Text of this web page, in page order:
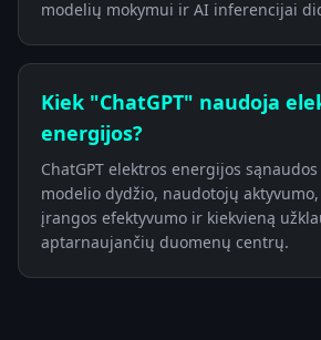
modelių mokymui ir AI inferencijai
Kiek "ChatGPT" naudoja
energijos?
ChatGPT elektros energijos
modelio dydžio, naudotojų
įrangos efektyvumo ir kiekvieną
aptarnaujančių duomenų centrų.